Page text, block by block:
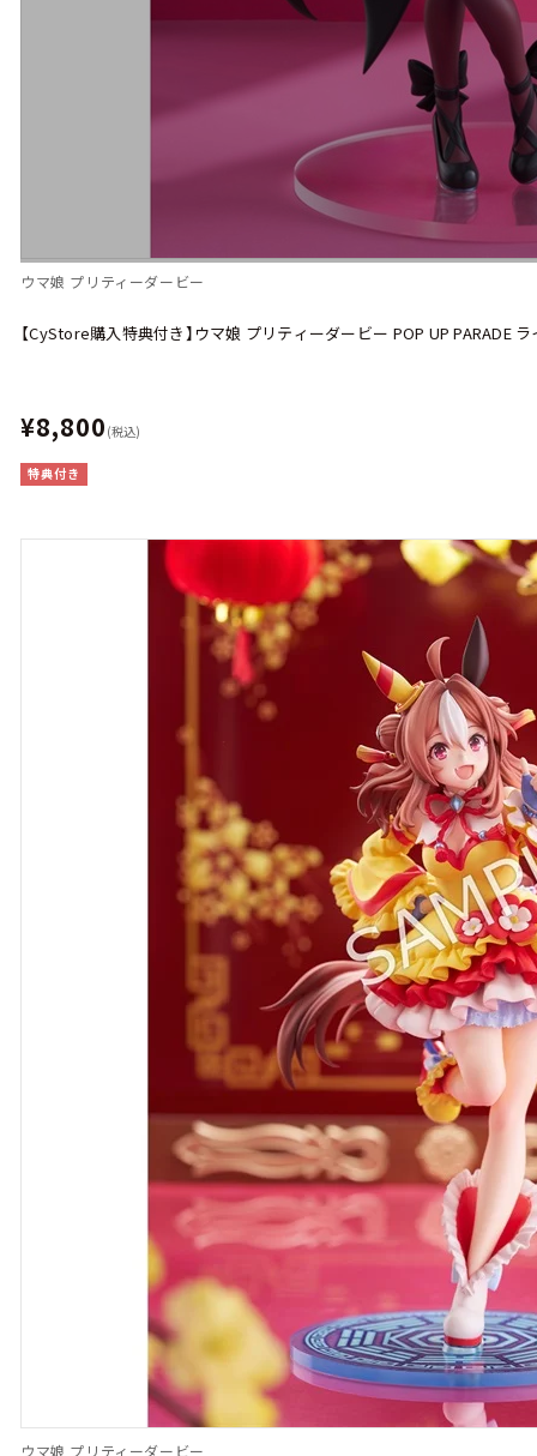
ウマ娘 プリティーダービー
【CyStore購入特典付き】ウマ娘 プリティーダービー POP UP PARADE
¥8,800 (税込)
特典付き
ウマ娘 プリティーダービー